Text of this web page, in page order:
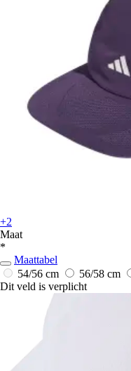
+2
Maat
*
Maattabel
54/56 cm
56/58 cm
Dit veld is verplicht